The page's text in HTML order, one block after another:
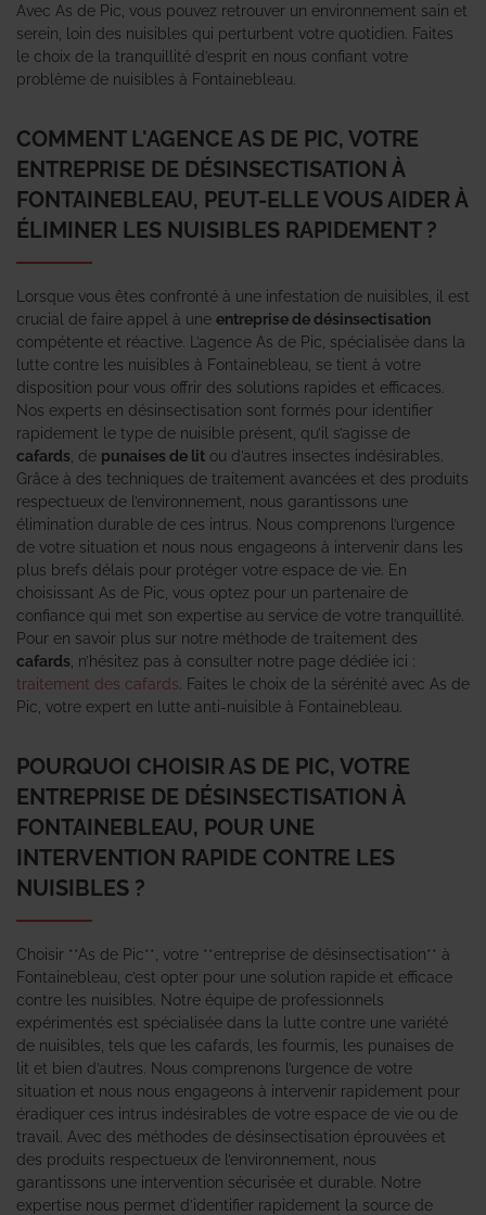
Avec As de Pic, vous pouvez retrouver un environnement sain et
serein, loin des nuisibles qui perturbent votre quotidien. Faites
le choix de la tranquillité d’esprit en nous confiant votre
problème de nuisibles à Fontainebleau.
COMMENT L'AGENCE AS DE PIC, VOTRE
ENTREPRISE DE DÉSINSECTISATION À
FONTAINEBLEAU, PEUT-ELLE VOUS AIDER À
ÉLIMINER LES NUISIBLES RAPIDEMENT ?
Lorsque vous êtes confronté à une infestation de nuisibles, il est
crucial de faire appel à une entreprise de désinsectisation
compétente et réactive. L’agence As de Pic, spécialisée dans la
lutte contre les nuisibles à Fontainebleau, se tient à votre
disposition pour vous offrir des solutions rapides et efficaces.
Nos experts en désinsectisation sont formés pour identifier
rapidement le type de nuisible présent, qu’il s’agisse de
cafards , de punaises de lit ou d’autres insectes indésirables.
Grâce à des techniques de traitement avancées et des produits
respectueux de l’environnement, nous garantissons une
élimination durable de ces intrus. Nous comprenons l’urgence
de votre situation et nous nous engageons à intervenir dans les
plus brefs délais pour protéger votre espace de vie. En
choisissant As de Pic, vous optez pour un partenaire de
confiance qui met son expertise au service de votre tranquillité.
Pour en savoir plus sur notre méthode de traitement des
cafards , n’hésitez pas à consulter notre page dédiée ici :
traitement des cafards . Faites le choix de la sérénité avec As de
Pic, votre expert en lutte anti-nuisible à Fontainebleau.
POURQUOI CHOISIR AS DE PIC, VOTRE
ENTREPRISE DE DÉSINSECTISATION À
FONTAINEBLEAU, POUR UNE
INTERVENTION RAPIDE CONTRE LES
NUISIBLES ?
Choisir **As de Pic**, votre **entreprise de désinsectisation** à
Fontainebleau, c’est opter pour une solution rapide et efficace
contre les nuisibles. Notre équipe de professionnels
expérimentés est spécialisée dans la lutte contre une variété
de nuisibles, tels que les cafards, les fourmis, les punaises de
lit et bien d’autres. Nous comprenons l’urgence de votre
situation et nous nous engageons à intervenir rapidement pour
éradiquer ces intrus indésirables de votre espace de vie ou de
travail. Avec des méthodes de désinsectisation éprouvées et
des produits respectueux de l’environnement, nous
garantissons une intervention sécurisée et durable. Notre
expertise nous permet d’identifier rapidement la source de